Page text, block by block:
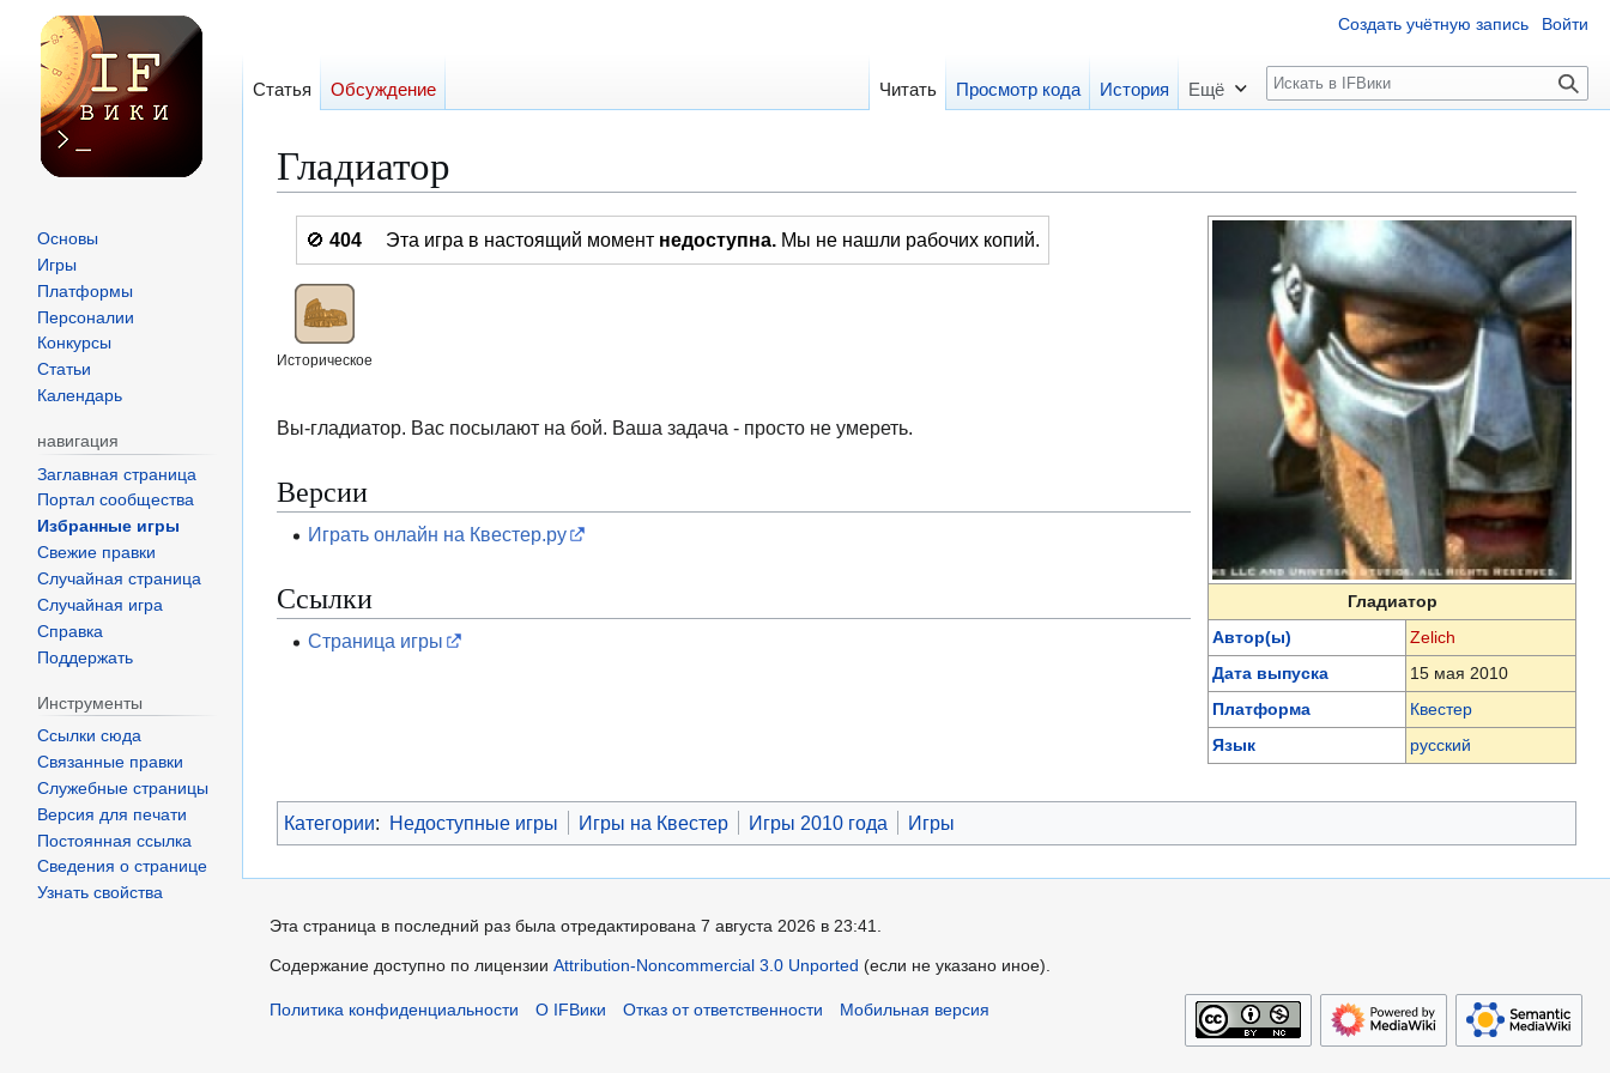
Гладиатор
Перейти
навигации
Перейти
поиску
Гладиатор
Автор(ы)
Zelich
Дата выпуска
15 мая 2010
Платформа
Квестер
Язык
русский
🚫404 Эта игра в настоящий момент недоступна. Мы не нашли рабочих копий.
Историческое
Вы-гладиатор. Вас посылают на бой. Ваша задача - просто не умереть.
Версии
Играть онлайн на Квестер.ру
Ссылки
Страница игры
Категории: Недоступные игры Игры на Квестер Игры 2010 года Игры
Создать учётную запись Войти
Статья Обсуждение Читать Просмотр кода История Ещё
П
о
к
Основы
Игры
Платформы
Персоналии
Конкурсы
Статьи
Календарь
навигация
Заглавная страница
Портал сообщества
Избранные игры
Свежие правки
Случайная страница
Случайная игра
Справка
Поддержать
Инструменты
Ссылки сюда
Связанные правки
Служебные страницы
Версия для печати
Постоянная ссылка
Сведения о странице
Узнать свойства
Эта страница в последний раз была отредактирована 7 августа 2026 в 23:41.
Содержание доступно по лицензииAttribution-Noncommercial 3.0 Unported (если не указано иное).
Политика конфиденциальности О IFВики Отказ от ответственности Мобильная версия